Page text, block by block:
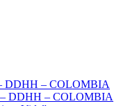
DDHH – COLOMBIA
DDHH – COLOMBIA